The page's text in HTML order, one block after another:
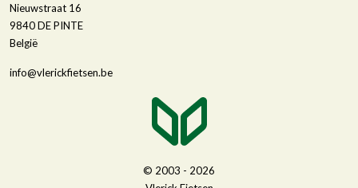
Nieuwstraat 16
9840DE PINTE
België
info@vlerickfietsen.be
© 2003 - 2026